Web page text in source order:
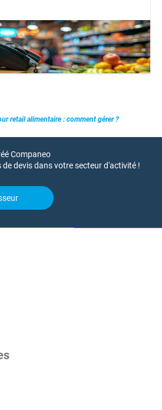
retail alimentaire : comment gérer ?
Companeo
de devis dans votre secteur d'activité !